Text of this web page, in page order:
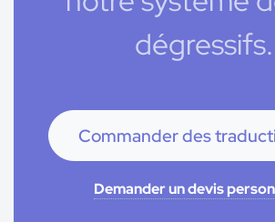
dégressifs.
Commander des
Demander un devis